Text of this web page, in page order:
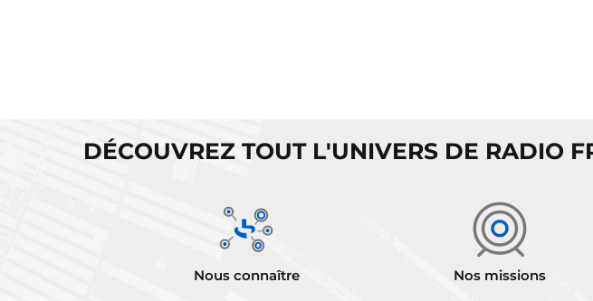
DÉCOUVREZ TOUT L'UNIVERS DE RADIO
Nous connaître Nos missions